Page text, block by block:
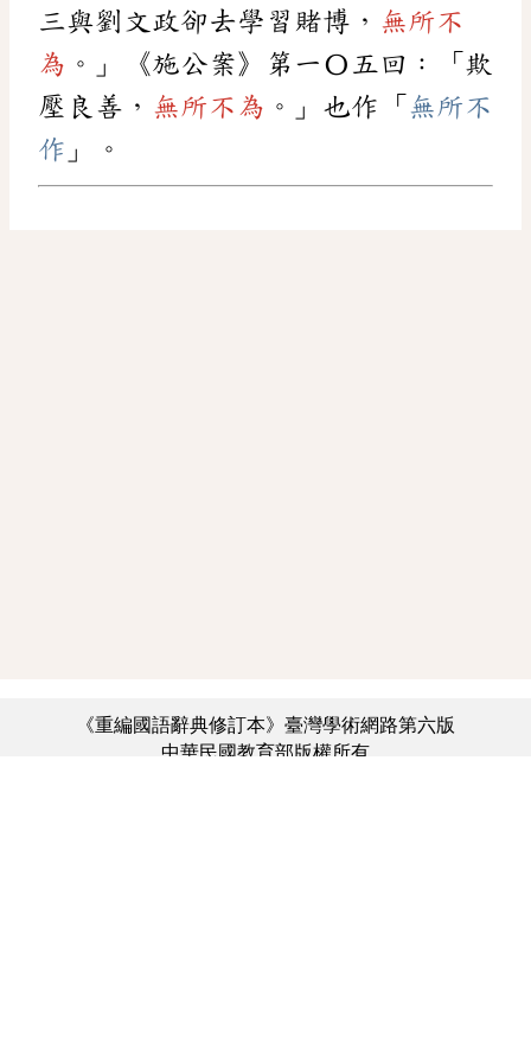
三與劉文政卻去學習賭博， 無所不
為 。」《施公案》第一〇五回：「欺
壓良善， 無所不為 。」也作「 無所不
作 」。
《重編國語辭典修訂本》臺灣學術網路第六版
中華民國教育部版權所有